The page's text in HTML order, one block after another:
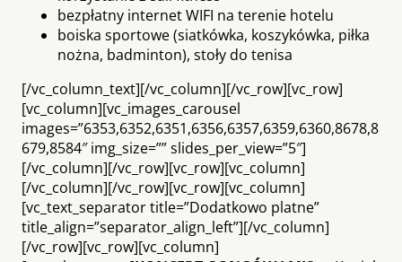
bezpłatny internet WIFI na terenie hotelu
boiska sportowe (siatkówka, koszykówka, piłka
nożna, badminton), stoły do tenisa
[/vc_column_text][/vc_column][/vc_row][vc_row]
[vc_column][vc_images_carousel
images=”6353,6352,6351,6356,6357,6359,6360,8678,8
679,8584″ img_size=”” slides_per_view=”5″]
[/vc_column][/vc_row][vc_row][vc_column]
[/vc_column][/vc_row][vc_row][vc_column]
[vc_text_separator title=”Dodatkowo platne”
title_align=”separator_align_left”][/vc_column]
[/vc_row][vc_row][vc_column]